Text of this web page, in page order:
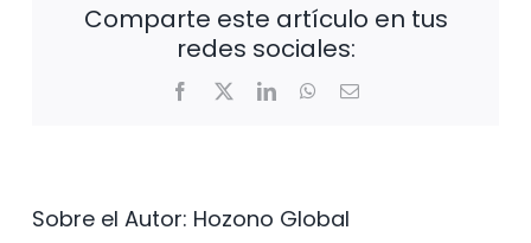
Comparte este artículo en tus
redes sociales:
Facebook
X LinkedInWhatsApp
Correo
Sobre el Autor: Hozono Global